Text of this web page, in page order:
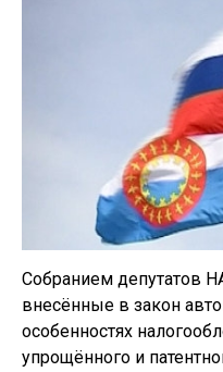
Собранием депутатов
внесённые в закон
особенностях
упрощённого и